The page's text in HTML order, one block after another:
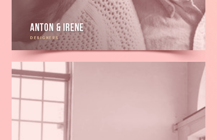
Anton & Irene
DESIGNERS
En
savoir
plus